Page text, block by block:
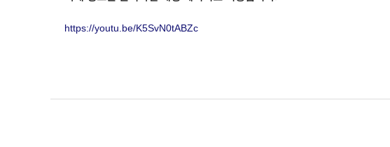
https://youtu.be/K5SvN0tABZc